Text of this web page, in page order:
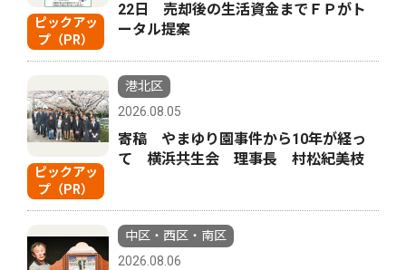
ピックアッ
プ（PR）
22日 売却後の生活資金までＦＰがト
ータル提案
ピックアッ
プ（PR）
港北区
2026.08.05
寄稿 やまゆり園事件から10年が経っ
て 横浜共生会 理事長 村松紀美枝
中区・西区・南区
2026.08.06